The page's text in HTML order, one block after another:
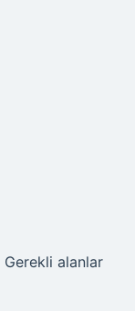
Gerekli alanlar